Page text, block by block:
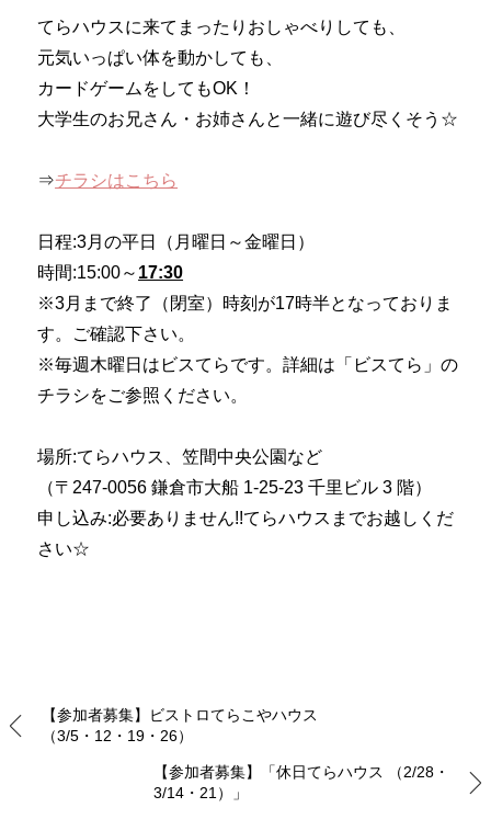
てらハウスに来てまったりおしゃべりしても、
元気いっぱい体を動かしても、
カードゲームをしてもOK！
大学生のお兄さん・お姉さんと一緒に遊び尽くそう☆
⇒チラシはこちら
日程:3月の平日（月曜日～金曜日）
時間:15:00～ 17:30
※3月まで終了（閉室）時刻が17時半となっておりま
す。ご確認下さい。
※毎週木曜日はビスてらです。詳細は「ビスてら」の
チラシをご参照ください。
場所:てらハウス、笠間中央公園など
（〒247-0056 鎌倉市大船 1-25-23 千里ビル 3 階）
申し込み:必要ありません!!てらハウスまでお越しくだ
さい☆
【参加者募集】ビストロてらこやハウス
（3/5・12・19・26）
【参加者募集】「休日てらハウス （2/28・
3/14・21）」